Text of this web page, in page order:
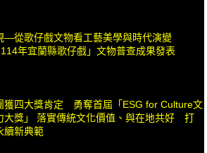
—從歌仔戲文物看工藝美學與時代演變
年宜蘭縣歌仔戲」文物普查成果發表
獲四大獎肯定 勇奪首屆「ESG for Culture文
大獎」 落實傳統文化價值、與在地共好 打
續新典範